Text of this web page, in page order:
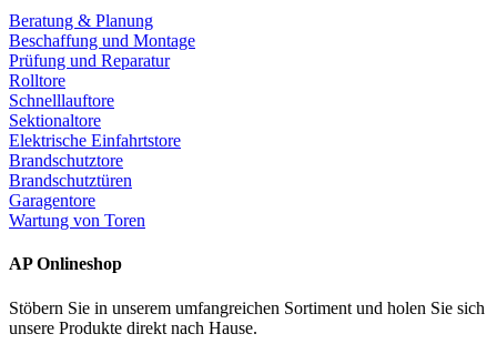
Beratung & Planung
Beschaffung und Montage
Prüfung und Reparatur
Rolltore
Schnelllauftore
Sektionaltore
Elektrische Einfahrtstore
Brandschutztore
Brandschutztüren
Garagentore
Wartung von Toren
AP Onlineshop
Stöbern Sie in unserem umfangreichen Sortiment und holen Sie sich
unsere Produkte direkt nach Hause.